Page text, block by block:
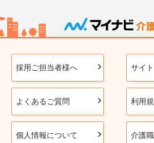
採用ご担当者様へ サイ
よくあるご質問 利用
個人情報について 介護